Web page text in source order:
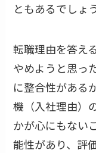
ともあるでしょう
転職理由を答え
やめようと思っ
に整合性がある
機（入社理由）
かが心にもない
能性があり、評